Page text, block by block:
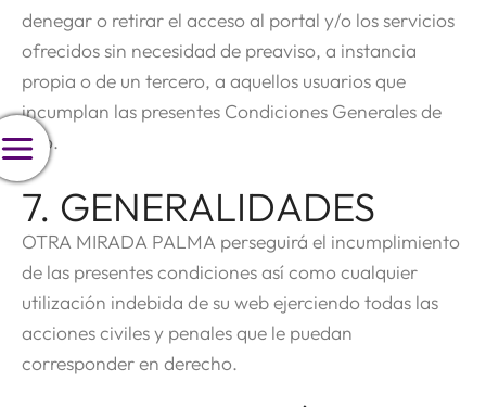
denegar o retirar el acceso al portal y/o los servicios
ofrecidos sin necesidad de preaviso, a instancia
propia o de un tercero, a aquellos usuarios que
incumplan las presentes Condiciones Generales de
Uso.
7. GENERALIDADES
OTRA MIRADA PALMA perseguirá el incumplimiento
de las presentes condiciones así como cualquier
utilización indebida de su web ejerciendo todas las
acciones civiles y penales que le puedan
corresponder en derecho.